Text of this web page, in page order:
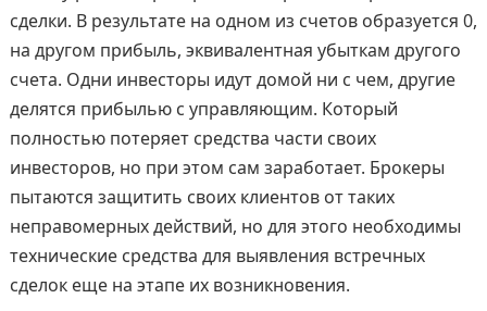
сделки. В результате на одном из счетов образуется 0,
на другом прибыль, эквивалентная убыткам другого
счета. Одни инвесторы идут домой ни с чем, другие
делятся прибылью с управляющим. Который
полностью потеряет средства части своих
инвесторов, но при этом сам заработает. Брокеры
пытаются защитить своих клиентов от таких
неправомерных действий, но для этого необходимы
технические средства для выявления встречных
сделок еще на этапе их возникновения.